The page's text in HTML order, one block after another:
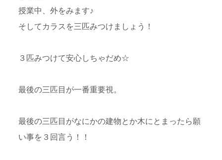
授業中、外をみます♪
そしてカラスを三匹みつけましょう！
３匹みつけて安心しちゃだめ☆
最後の三匹目が一番重要視。
最後の三匹目がなにかの建物とか木にとまったら願
い事を３回言う！！